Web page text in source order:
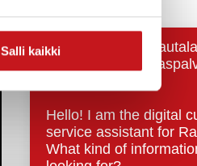
Salli kaikki
Päätöksenteko ja
Päätökset, esityslistat &
Hallinto
Kunnanhallitus